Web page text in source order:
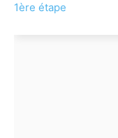
1ère étape